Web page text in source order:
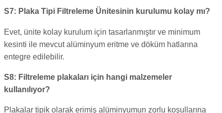
S7: Plaka Tipi Filtreleme Ünitesinin kurulumu kolay mı?
Evet, ünite kolay kurulum için tasarlanmıştır ve minimum
kesinti ile mevcut alüminyum eritme ve döküm hatlarına
entegre edilebilir.
S8: Filtreleme plakaları için hangi malzemeler
kullanılıyor?
Plakalar tipik olarak erimiş alüminyumun zorlu koşullarına